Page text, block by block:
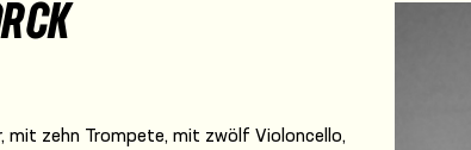
mit zehn Trompete, mit zwölf Violoncello,